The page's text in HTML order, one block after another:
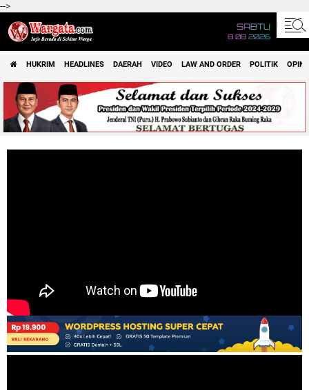
-->
SABTU
8 08 2026
HUKRIM HEADLINES DAERAH VIDEO LAW AND ORDER POLITIK OPINI